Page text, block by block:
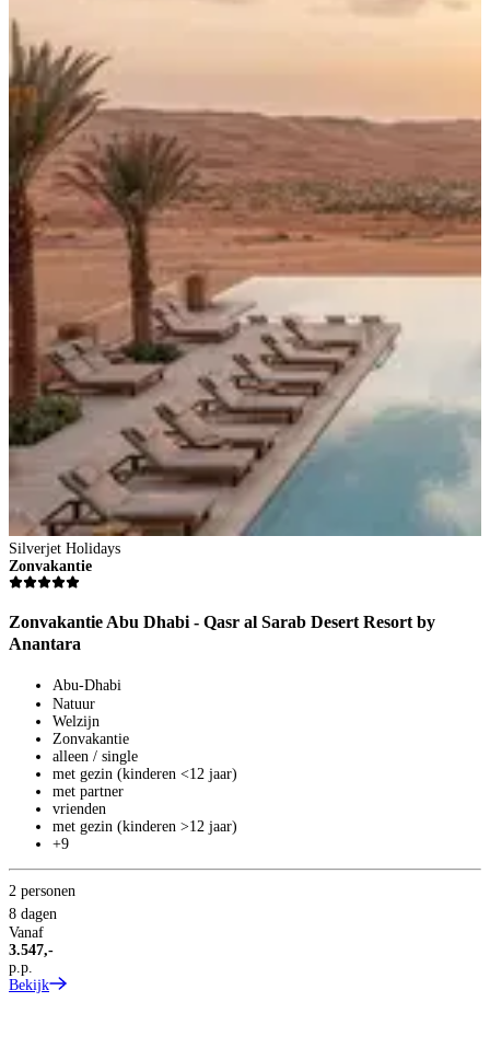
Silverjet Holidays
Zonvakantie
Zonvakantie Abu Dhabi - Qasr al Sarab Desert Resort by
Anantara
Abu-Dhabi
Natuur
Welzijn
Zonvakantie
alleen / single
met gezin (kinderen <12 jaar)
met partner
vrienden
met gezin (kinderen >12 jaar)
+9
2 personen
8 dagen
Vanaf
3.547,-
p.p.
Bekijk